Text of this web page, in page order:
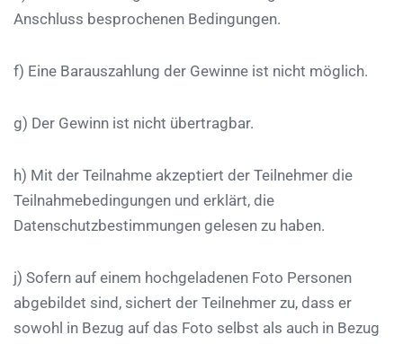
Anschluss besprochenen Bedingungen.
f) Eine Barauszahlung der Gewinne ist nicht möglich.
g) Der Gewinn ist nicht übertragbar.
h) Mit der Teilnahme akzeptiert der Teilnehmer die
Teilnahmebedingungen und erklärt, die
Datenschutzbestimmungen gelesen zu haben.
j) Sofern auf einem hochgeladenen Foto Personen
abgebildet sind, sichert der Teilnehmer zu, dass er
sowohl in Bezug auf das Foto selbst als auch in Bezug